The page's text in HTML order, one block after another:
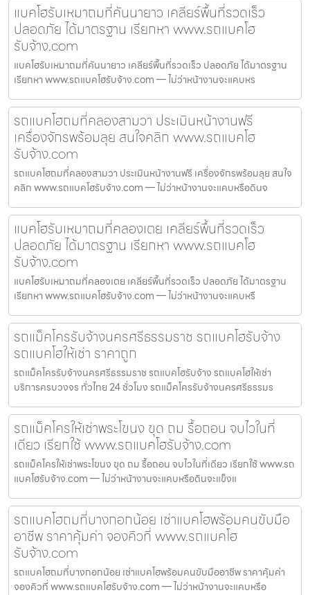
แบคโฮรับเหมาถมที่คันนายาว เคลียร์พื้นที่รวดเร็ว
ปลอดภัย ได้มาตรฐาน เรียกหา www.รถแบคโฮ
รับจ้าง.com
แบคโฮรับเหมาถมที่คันนายาว เคลียร์พื้นที่รวดเร็ว ปลอดภัย ได้มาตรฐาน
เรียกหา www.รถแบคโฮรับจ้าง.com — ไม่ว่าหน้างานจะแคบหร
รถแบคโฮถมที่คลองสามวา ประเมินหน้างานฟรี
เครื่องจักรพร้อมลุย สนใจคลิก www.รถแบคโฮ
รับจ้าง.com
รถแบคโฮถมที่คลองสามวา ประเมินหน้างานฟรี เครื่องจักรพร้อมลุย สนใจ
คลิก www.รถแบคโฮรับจ้าง.com — ไม่ว่าหน้างานจะแคบหรือดินจ
แบคโฮรับเหมาถมที่คลองเตย เคลียร์พื้นที่รวดเร็ว
ปลอดภัย ได้มาตรฐาน เรียกหา www.รถแบคโฮ
รับจ้าง.com
แบคโฮรับเหมาถมที่คลองเตย เคลียร์พื้นที่รวดเร็ว ปลอดภัย ได้มาตรฐาน
เรียกหา www.รถแบคโฮรับจ้าง.com — ไม่ว่าหน้างานจะแคบหรื
รถแม็คโครรับจ้างนครศรีธรรมราช รถแบคโฮรับจ้าง
รถแบคโฮให้เช่า ราคาถูก
รถแม็คโครรับจ้างนครศรีธรรมราช รถแบคโฮรับจ้าง รถแบคโฮให้เช่า
บริการครบวงจร ทั่วไทย 24 ชั่วโมง รถแม็คโครรับจ้างนครศรีธรรมร
รถแม็คโครให้เช่าพระโขนง ขุด ถม รื้อถอน จบไวในที่
เดียว เรียกใช้ www.รถแบคโฮรับจ้าง.com
รถแม็คโครให้เช่าพระโขนง ขุด ถม รื้อถอน จบไวในที่เดียว เรียกใช้ www.รถ
แบคโฮรับจ้าง.com — ไม่ว่าหน้างานจะแคบหรือดินจะแข็งแ
รถแบคโฮถมที่บางกอกน้อย เช่าแบคโฮพร้อมคนขับมือ
อาชีพ ราคาคุ้มค่า จองคิวที่ www.รถแบคโฮ
รับจ้าง.com
รถแบคโฮถมที่บางกอกน้อย เช่าแบคโฮพร้อมคนขับมืออาชีพ ราคาคุ้มค่า
จองคิวที่ www.รถแบคโฮรับจ้าง.com — ไม่ว่าหน้างานจะแคบหรือ